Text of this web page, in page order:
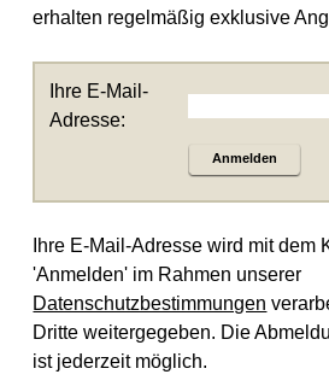
erhalten regelmäßig exklusive
Ihre E-Mail-
Adresse:
Anmelden
Ihre E-Mail-Adresse wird mit dem
'Anmelden' im Rahmen unserer
Datenschutzbestimmungen
Dritte weitergegeben. Die
ist jederzeit möglich.